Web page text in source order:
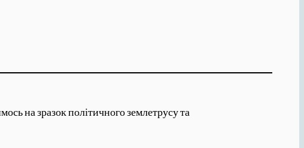
на зразок політичного землетрусу та